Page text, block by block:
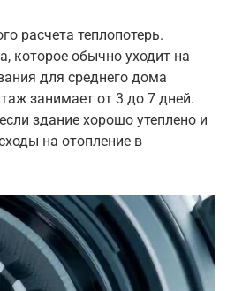
расчета теплопотерь.
которое обычно уходит на
для среднего дома
занимает от 3 до 7 дней.
здание хорошо утеплено и
на отопление в